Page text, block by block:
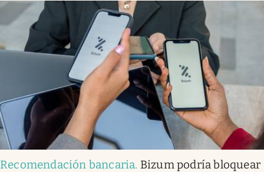
Recomendación bancaria. Bizum podría bloquear